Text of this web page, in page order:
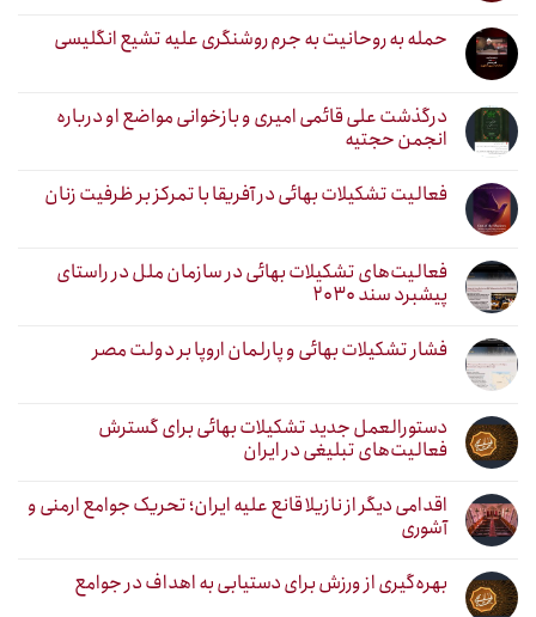
حمله به روحانیت به جرم روشنگری علیه تشیع انگلیسی
درگذشت علی قائمی امیری و بازخوانی مواضع او درباره
انجمن حجتیه
فعالیت تشکیلات بهائی در آفریقا با تمرکز بر ظرفیت زنان
فعالیت‌های تشکیلات بهائی در سازمان ملل در راستای
پیشبرد سند ۲۰۳۰
فشار تشکیلات بهائی و پارلمان اروپا بر دولت مصر
دستورالعمل جدید تشکیلات بهائی برای گسترش
فعالیت‌های تبلیغی در ایران
اقدامی دیگر از نازیلا قانع علیه ایران؛ تحریک جوامع ارمنی و
آشوری
بهره‌گیری از ورزش برای دستیابی به اهداف در جوامع